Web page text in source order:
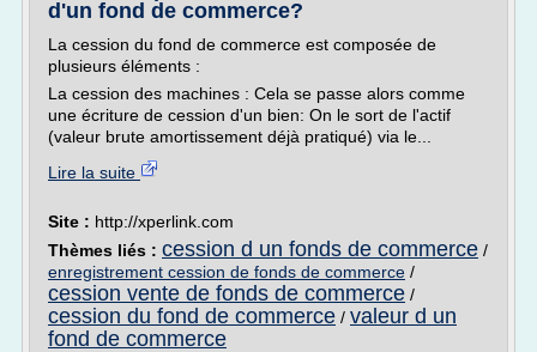
d'un fond de commerce?
La cession du fond de commerce est composée de
plusieurs éléments :
La cession des machines : Cela se passe alors comme
une écriture de cession d'un bien: On le sort de l'actif
(valeur brute amortissement déjà pratiqué) via le...
Lire la suite
Site : http://xperlink.com
Thèmes liés : cession d un fonds de commerce /
enregistrement cession de fonds de commerce /
cession vente de fonds de commerce /
cession du fond de commerce / valeur d un
fond de commerce